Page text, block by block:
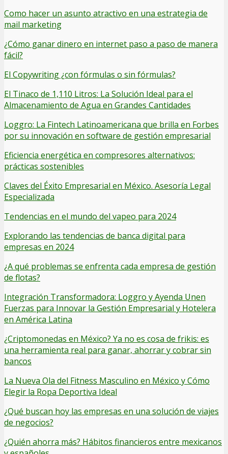
Como hacer un asunto atractivo en una estrategia de
mail marketing
¿Cómo ganar dinero en internet paso a paso de manera
fácil?
El Copywriting ¿con fórmulas o sin fórmulas?
El Tinaco de 1,110 Litros: La Solución Ideal para el
Almacenamiento de Agua en Grandes Cantidades
Loggro: La Fintech Latinoamericana que brilla en Forbes
por su innovación en software de gestión empresarial
Eficiencia energética en compresores alternativos:
prácticas sostenibles
Claves del Éxito Empresarial en México. Asesoría Legal
Especializada
Tendencias en el mundo del vapeo para 2024
Explorando las tendencias de banca digital para
empresas en 2024
¿A qué problemas se enfrenta cada empresa de gestión
de flotas?
Integración Transformadora: Loggro y Ayenda Unen
Fuerzas para Innovar la Gestión Empresarial y Hotelera
en América Latina
¿Criptomonedas en México? Ya no es cosa de frikis: es
una herramienta real para ganar, ahorrar y cobrar sin
bancos
La Nueva Ola del Fitness Masculino en México y Cómo
Elegir la Ropa Deportiva Ideal
¿Qué buscan hoy las empresas en una solución de viajes
de negocios?
¿Quién ahorra más? Hábitos financieros entre mexicanos